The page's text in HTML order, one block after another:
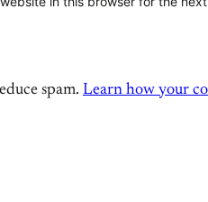
spam. Learn how your